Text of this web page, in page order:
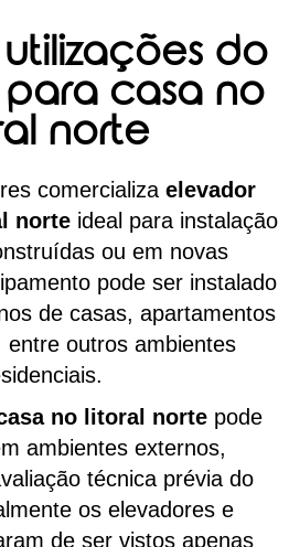
utilizações do
casa no
norte
comercializa elevador
norte ideal para instalação
ou em novas
pode ser instalado
de casas, apartamentos
entre outros ambientes
no litoral norte pode
ambientes externos,
técnica prévia do
os elevadores e
de ser vistos apenas